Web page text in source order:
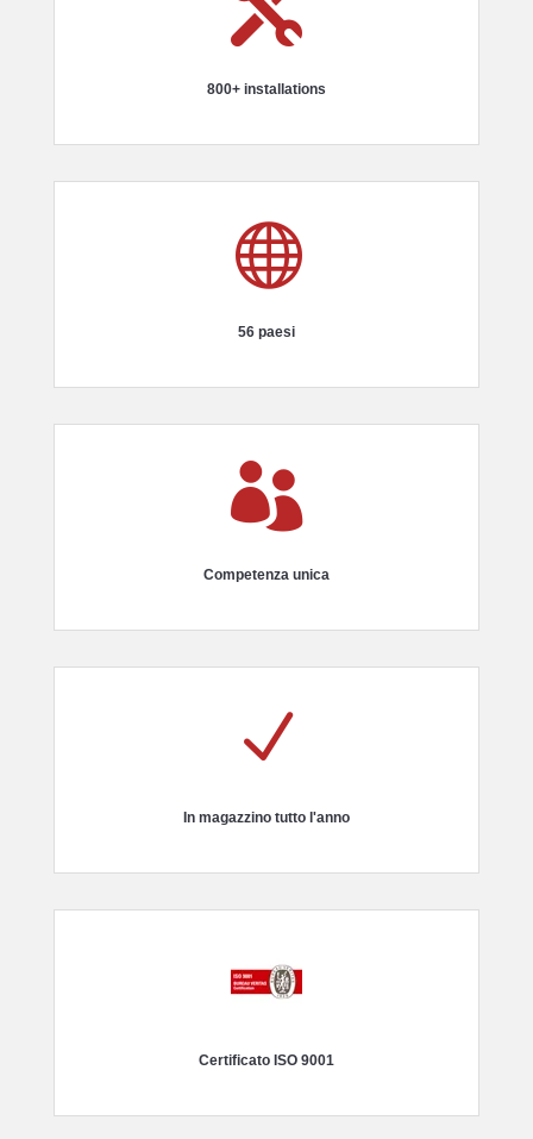
800+ installations

56 paesi

Competenza unica
N
In magazzino tutto l'anno
Certificato ISO 9001